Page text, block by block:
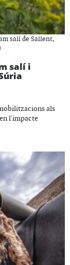
salí de Sallent,
salí i
als
l'impacte